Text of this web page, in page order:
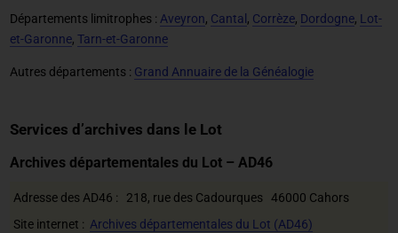
Départements limitrophes : Aveyron, Cantal , Corrèze, Dordogne, Lot-
et-Garonne, Tarn-et-Garonne
Autres départements : Grand Annuaire de la Généalogie
Services d’archives dans le Lot
Archives départementales du Lot – AD46
Adresse des AD46 : 218, rue des Cadourques 46000 Cahors
Site internet :Archives départementales du Lot (AD46)